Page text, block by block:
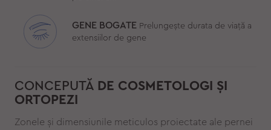
GENE BOGATE Prelungește durata de viață a
extensiilor de gene
CONCEPUTĂ DE COSMETOLOGI ȘI
ORTOPEZI
Zonele și dimensiunile meticulos proiectate ale pernei